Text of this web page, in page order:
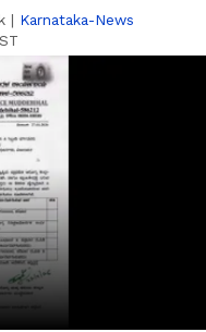
| Karnataka-News